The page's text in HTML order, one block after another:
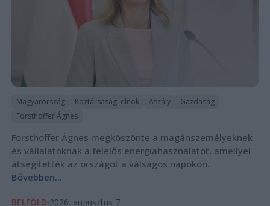
Magyarország Köztársasági elnök Aszály
Gazdaság
Forsthoffer Ágnes
Forsthoffer Ágnes megköszönte a magánszemélyeknek
és vállalatoknak a felelős energiahasználatot, amellyel
átsegítették az országot a válságos napokon.
Bővebben...
BELFÖLD 2026. augusztus 7.